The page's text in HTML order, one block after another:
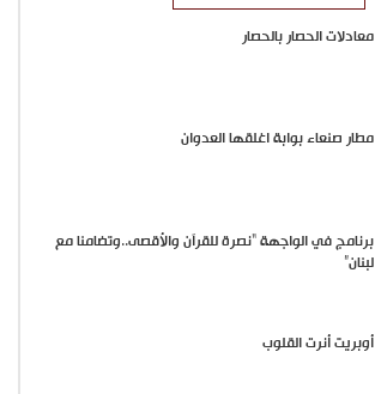
معادلات الحصار بالحصار
مطار صنعاء بوابة اغلقها العدوان
برنامج في الواجهة “نصرة للقرآن والأقصى..وتضامنا مع
لبنان”
أوبريت أنرت القلوب